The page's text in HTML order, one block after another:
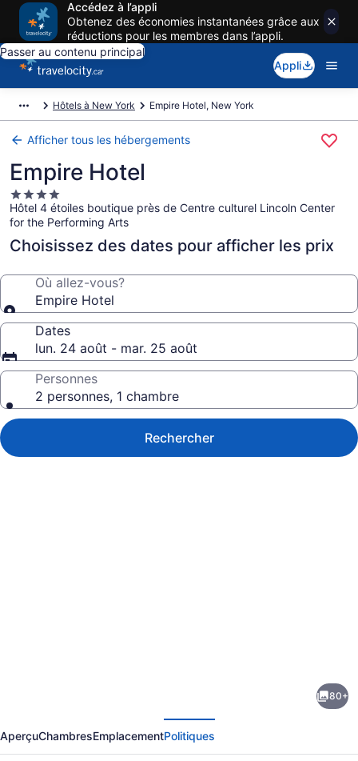
Accédez à l’appli
Obtenez des économies instantanées grâce aux
réductions pour les membres dans l’appli.
Passer au contenu principal
Appli
Hôtels à New York Empire Hotel, New York
Afficher tous les hébergements
Empire Hotel
Hébergement
4.0 étoiles
Hôtel 4 étoiles boutique près de Centre culturel Lincoln Center
for the Performing Arts
Choisissez des dates pour afficher les prix
Où allez-vous?
Empire Hotel
Dates
lun. 24 août - mar. 25 août
Personnes
2 personnes, 1 chambre
Rechercher
Empire
Hotel
80+
AperçuChambresEmplacementPolitiques